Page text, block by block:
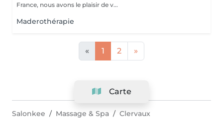
France, nous avons le plaisir de v...
Maderothérapie
« 1 2 »
Carte
Salonkee Massage & Spa Clervaux